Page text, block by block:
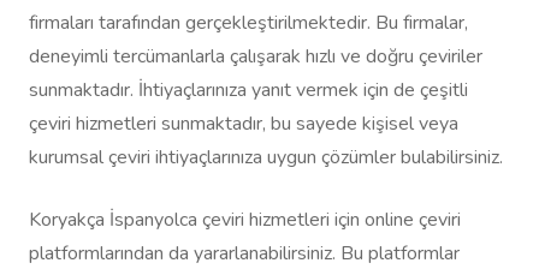
firmaları tarafından gerçekleştirilmektedir. Bu firmalar,
deneyimli tercümanlarla çalışarak hızlı ve doğru çeviriler
sunmaktadır. İhtiyaçlarınıza yanıt vermek için de çeşitli
çeviri hizmetleri sunmaktadır, bu sayede kişisel veya
kurumsal çeviri ihtiyaçlarınıza uygun çözümler bulabilirsiniz.
Koryakça İspanyolca çeviri hizmetleri için online çeviri
platformlarından da yararlanabilirsiniz. Bu platformlar